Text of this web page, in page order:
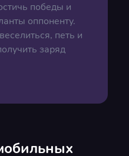
победы и
оппоненту.
петь и
заряд